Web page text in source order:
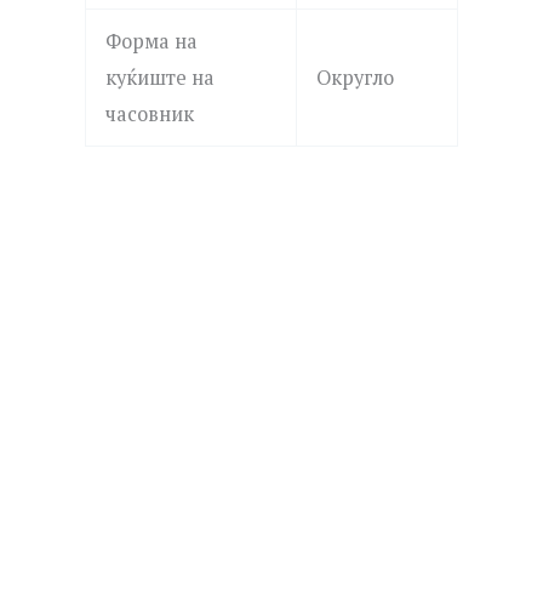
Форма на
куќиште на
часовник
Округло